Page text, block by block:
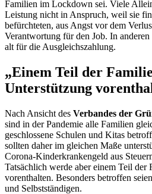
Familien im Lockdown sei. Viele
Leistung nicht in Anspruch, weil sie
befürchteten, aus Angst vor dem
Verantwortung für den Job. In
alt für die Ausgleichszahlung.
„Einem Teil der
Unterstützung
Nach Ansicht des Verbandes der
sind in der Pandemie alle Familien
geschlossene Schulen und Kitas
sollten daher im gleichen Maße
Corona-Kinderkrankengeld aus
Tatsächlich werde aber einem Teil der
vorenthalten. Besonders betroffen
und Selbstständigen.